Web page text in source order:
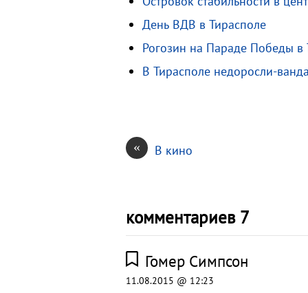
s
k
R
а
т
День ВДВ в Тирасполе
Рогозин на Параде Победы в
В Тирасполе недоросли-
« В кино
комментариев 7
Гомер Симпсон
11.08.2015 @ 12:23